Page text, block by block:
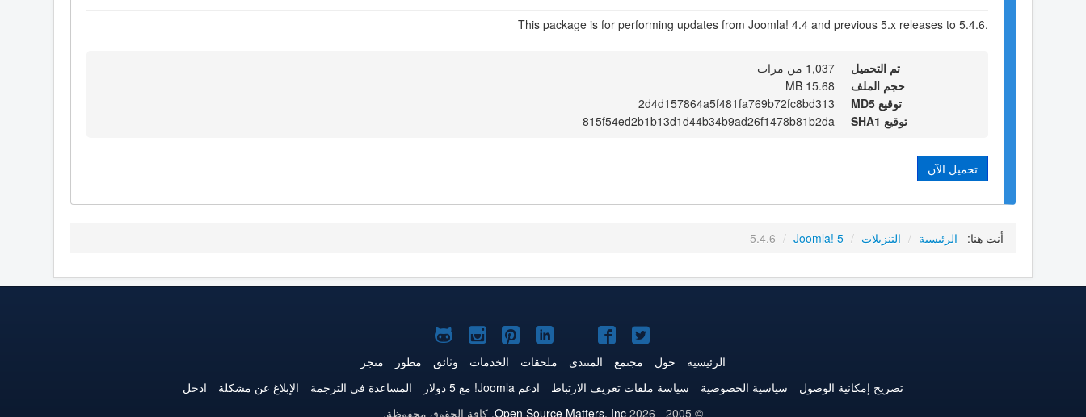
This package is for performing updates from Joomla! 4.4 and previous 5.x releases to 5.4.6.
تم التحميل
1,037 من مرات
حجم الملف
15.68 MB
توقيع MD5
2d4d157864a5f481fa769b72fc8bd313
توقيع SHA1
815f54ed2b1b13d1d44b34b9ad26f1478b81b2da
تحميل الآن
أنت هنا: الرئيسية / التنزيلات /
Joomla! 5
/
5.4.6
على
Twitter
Joomla!
على
فيس
Joomla!
على
يوتيوب
Joomla!
على
LinkedIn
Joomla!
على
Pinterest
على
Instagram
علىGitHub
الرئيسية حول مجتمع المنتدى ملحقات الخدمات وثائق مطور
متجر
تصريح إمكانية الوصول
سياسية الخصوصية سياسة ملفات تعريف الارتباط ادعم Joomla! مع 5 دولار المساعدة في الترجمة الإبلاغ عن مشكلة
ادخل
© 2005 - 2026
Open Source Matters, Inc. كافة الحقوق محفوظة.